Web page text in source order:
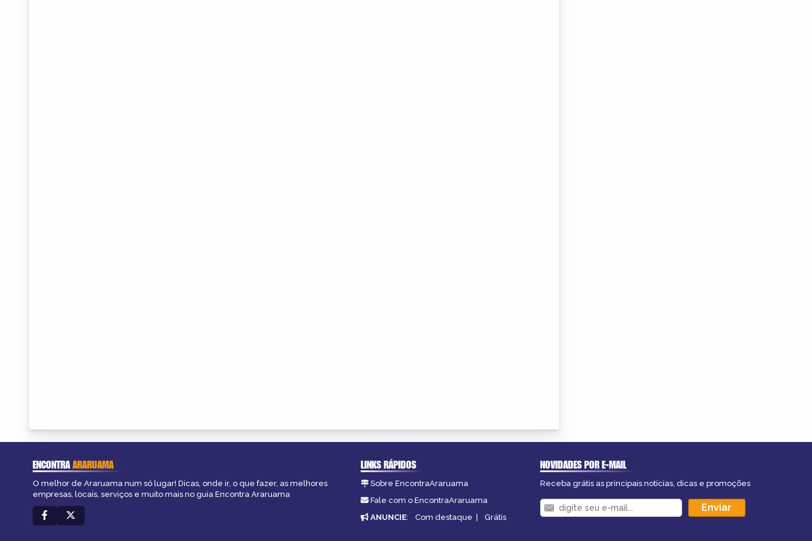
ENCONTRAARARUAMA
O melhor de Araruama num só lugar! Dicas, onde ir, o que fazer, as melhores
empresas, locais, serviços e muito mais no guia Encontra Araruama
LINKS RÁPIDOS
Sobre EncontraAraruama
Fale com o EncontraAraruama
ANUNCIE: Com destaque | Grátis
NOVIDADES POR E-MAIL
Receba grátis as principais notícias, dicas e promoções